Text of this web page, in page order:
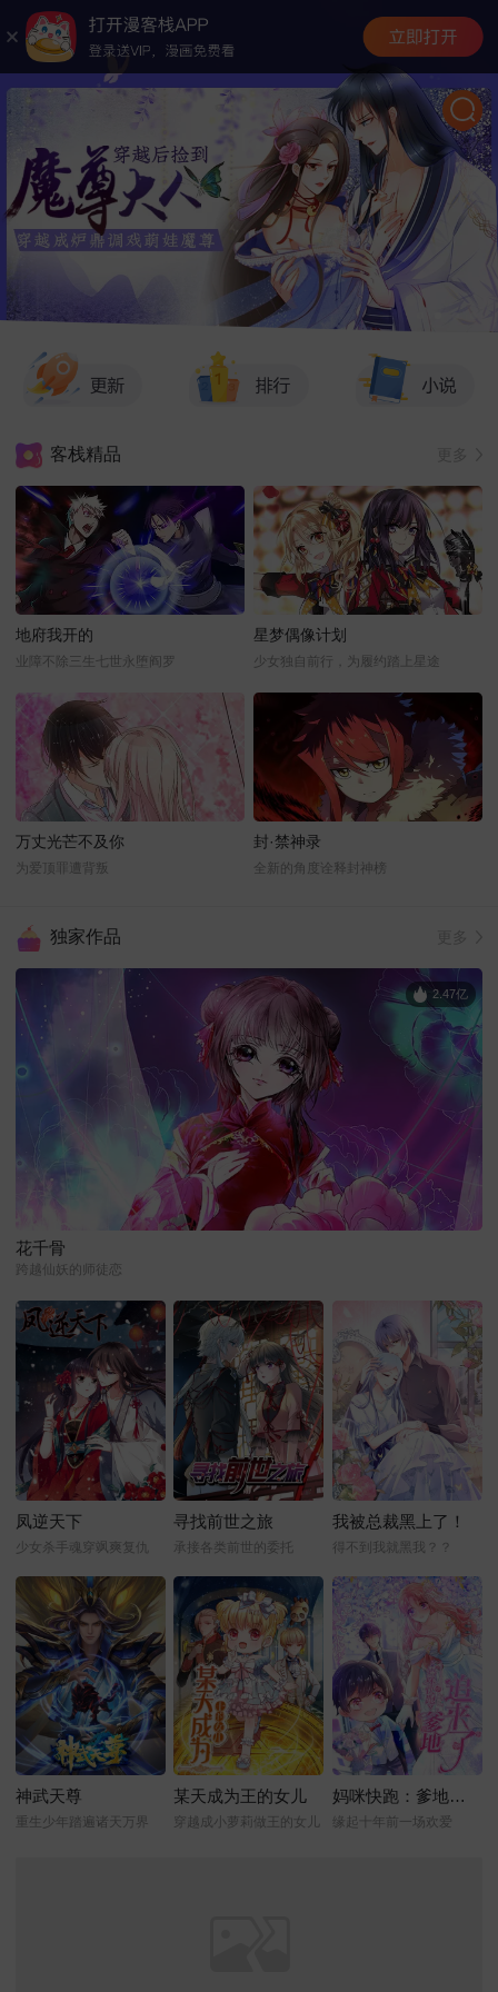
客栈精品
地府我开的
业障不除三生七世永堕阎罗
星梦偶像计划
少女独自前行，为履约踏上星途
万丈光芒不及你
为爱顶罪遭背叛
封·禁神录
全新的角度诠释封神榜
独家作品
花千骨
跨越仙妖的师徒恋
2.47亿
凤逆天下
少女杀手魂穿飒爽复仇
寻找前世之旅
承接各类前世的委托
我被总裁黑上了！
得不到我就黑我？？
神武天尊
重生少年踏遍诸天万界
某天成为王的女儿
穿越成小萝莉做王的女儿
妈咪快跑：爹地追来了
缘起十年前一场欢爱